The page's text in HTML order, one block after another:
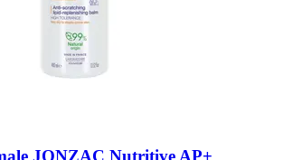
JONZAC Nutritive AP+